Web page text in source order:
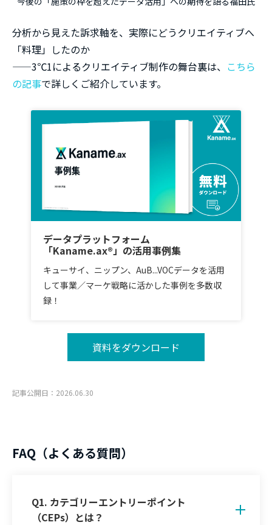
分析から見えた訴求軸を、実際にどうクリエイティブへ
「料理」したのか
——3℃1によるクリエイティブ制作の舞台裏は、 こちら
の記事で詳しくご紹介しています。
データプラットフォーム
「Kaname.ax®」の活用事例集
キューサイ、ニップン、AuB...VOCデータを活用
して事業／マーケ戦略に活かした事例を多数収
録！
資料をダウンロード
記事公開日：2026.06.30
FAQ（よくある質問）
Q1. カテゴリーエントリーポイント
（CEPs）とは？